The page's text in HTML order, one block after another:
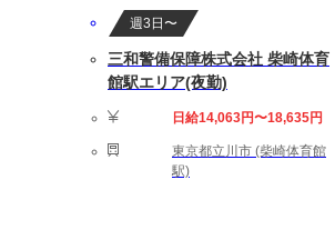
週3日〜
三和警備保障株式会社 柴崎体育
館駅エリア(夜勤)
日給14,063円〜18,635円
東京都立川市 (柴崎体育館
駅)